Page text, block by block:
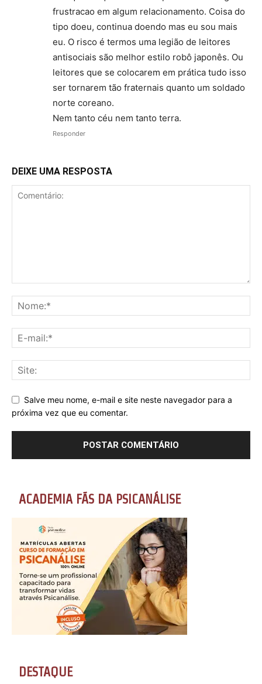
frustracao em algum relacionamento. Coisa do
tipo doeu, continua doendo mas eu sou mais
eu. O risco é termos uma legião de leitores
antisociais são melhor estilo robô japonês. Ou
leitores que se colocarem em prática tudo isso
ser tornarem tão fraternais quanto um soldado
norte coreano.
Nem tanto céu nem tanto terra.
Responder
DEIXE UMA RESPOSTA
Salve meu nome, e-mail e site neste navegador para a
próxima vez que eu comentar.
ACADEMIA FÃS DA PSICANÁLISE
DESTAQUE